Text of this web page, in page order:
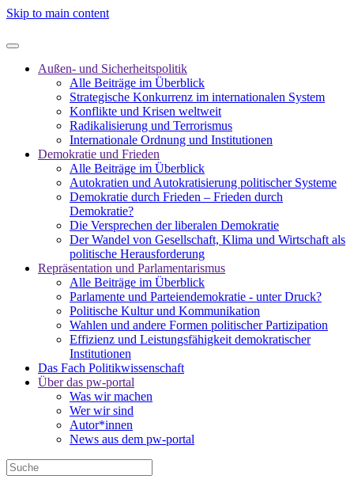
Skip to main content
Außen- und Sicherheitspolitik
Alle Beiträge im Überblick
Strategische Konkurrenz im internationalen System
Konflikte und Krisen weltweit
Radikalisierung und Terrorismus
Internationale Ordnung und Institutionen
Demokratie und Frieden
Alle Beiträge im Überblick
Autokratien und Autokratisierung politischer Systeme
Demokratie durch Frieden – Frieden durch
Demokratie?
Die Versprechen der liberalen Demokratie
Der Wandel von Gesellschaft, Klima und Wirtschaft als
politische Herausforderung
Repräsentation und Parlamentarismus
Alle Beiträge im Überblick
Parlamente und Parteiendemokratie - unter Druck?
Politische Kultur und Kommunikation
Wahlen und andere Formen politischer Partizipation
Effizienz und Leistungsfähigkeit demokratischer
Institutionen
Das Fach Politikwissenschaft
Über das pw-portal
Was wir machen
Wer wir sind
Autor*innen
News aus dem pw-portal